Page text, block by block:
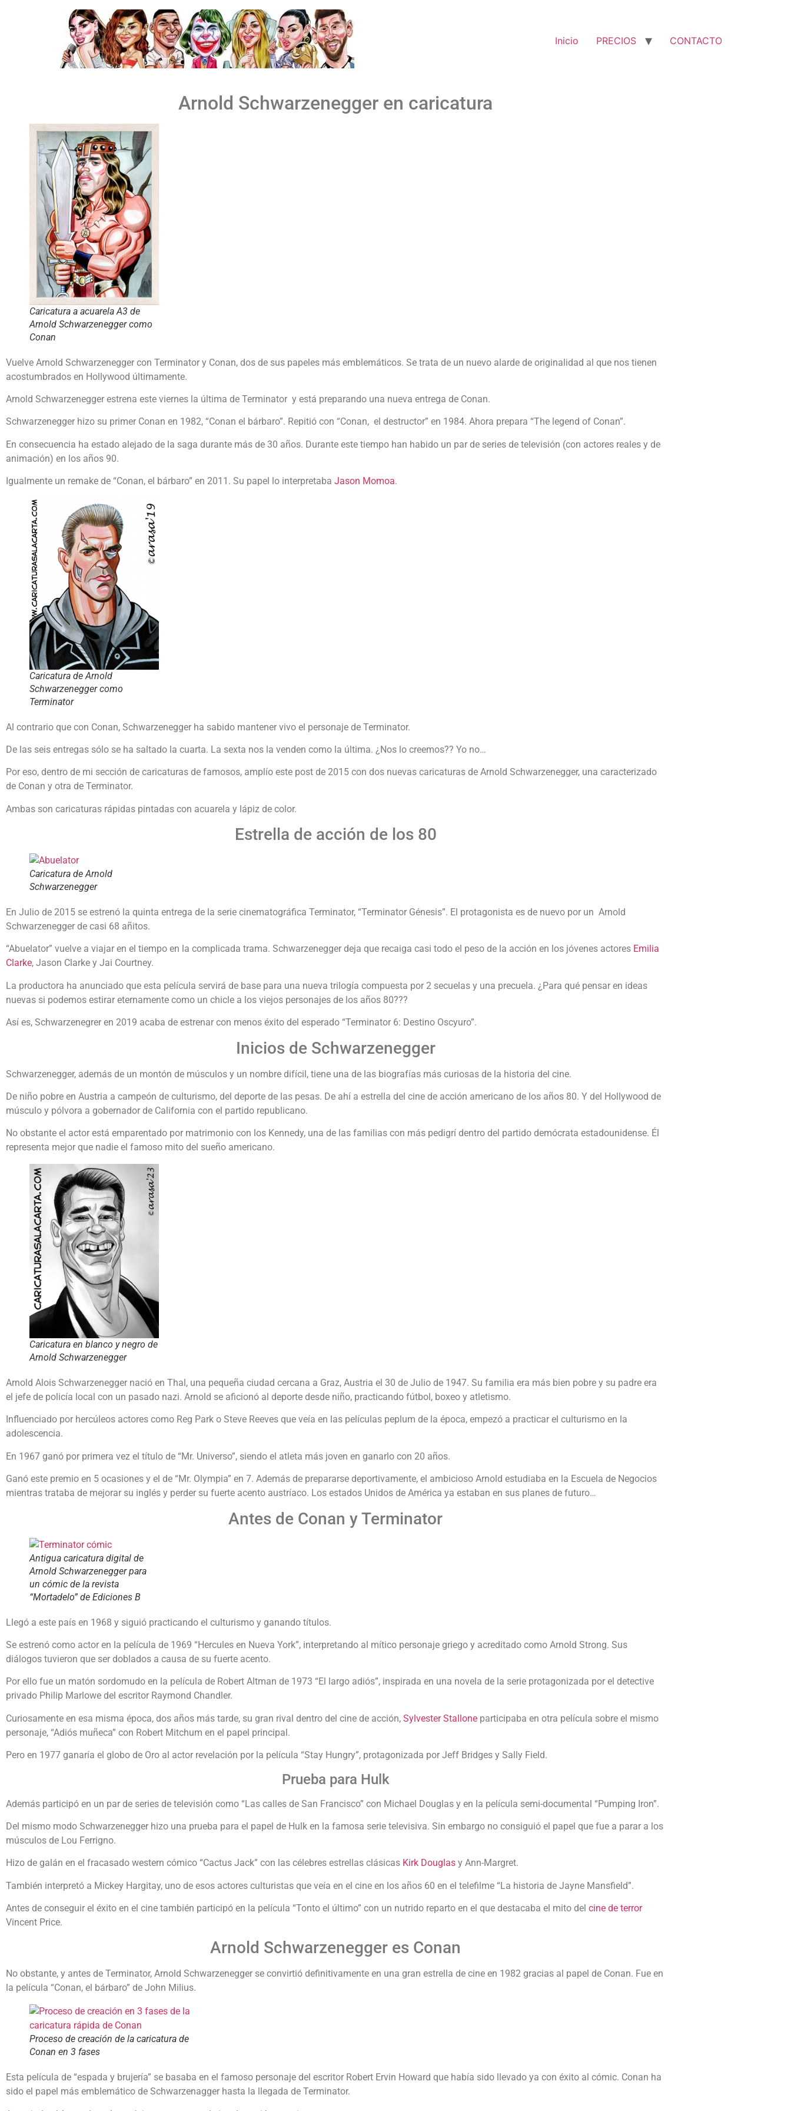
Inicio PRECIOS CONTACTO
Arnold Schwarzenegger en caricatura
Caricatura a acuarela A3 de
Arnold Schwarzenegger como
Conan
Vuelve Arnold Schwarzenegger con Terminator y Conan, dos de sus papeles más emblemáticos. Se trata de un nuevo alarde de originalidad al que nos tienen
acostumbrados en Hollywood últimamente.
Arnold Schwarzenegger estrena este viernes la última de Terminator y está preparando una nueva entrega de Conan.
Schwarzenegger hizo su primer Conan en 1982, “Conan el bárbaro”. Repitió con “Conan, el destructor” en 1984. Ahora prepara “The legend of Conan”.
En consecuencia ha estado alejado de la saga durante más de 30 años. Durante este tiempo han habido un par de series de televisión (con actores reales y de
animación) en los años 90.
Igualmente un remake de “Conan, el bárbaro” en 2011. Su papel lo interpretaba Jason Momoa.
Caricatura de Arnold
Schwarzenegger como
Terminator
Al contrario que con Conan, Schwarzenegger ha sabido mantener vivo el personaje de Terminator.
De las seis entregas sólo se ha saltado la cuarta. La sexta nos la venden como la última. ¿Nos lo creemos?? Yo no…
Por eso, dentro de mi sección de caricaturas de famosos, amplío este post de 2015 con dos nuevas caricaturas de Arnold Schwarzenegger, una caracterizado
de Conan y otra de Terminator.
Ambas son caricaturas rápidas pintadas con acuarela y lápiz de color.
Estrella de acción de los 80
Caricatura de Arnold
Schwarzenegger
En Julio de 2015 se estrenó la quinta entrega de la serie cinematográfica Terminator, “Terminator Génesis”. El protagonista es de nuevo por un Arnold
Schwarzenegger de casi 68 añitos.
“Abuelator” vuelve a viajar en el tiempo en la complicada trama. Schwarzenegger deja que recaiga casi todo el peso de la acción en los jóvenes actores Emilia
Clarke, Jason Clarke y Jai Courtney.
La productora ha anunciado que esta película servirá de base para una nueva trilogía compuesta por 2 secuelas y una precuela. ¿Para qué pensar en ideas
nuevas si podemos estirar eternamente como un chicle a los viejos personajes de los años 80???
Así es, Schwarzenegrer en 2019 acaba de estrenar con menos éxito del esperado “Terminator 6: Destino Oscyuro”.
Inicios de Schwarzenegger
Schwarzenegger, además de un montón de músculos y un nombre difícil, tiene una de las biografías más curiosas de la historia del cine.
De niño pobre en Austria a campeón de culturismo, del deporte de las pesas. De ahí a estrella del cine de acción americano de los años 80. Y del Hollywood de
músculo y pólvora a gobernador de California con el partido republicano.
No obstante el actor está emparentado por matrimonio con los Kennedy, una de las familias con más pedigrí dentro del partido demócrata estadounidense. Él
representa mejor que nadie el famoso mito del sueño americano.
Caricatura en blanco y negro de
Arnold Schwarzenegger
Arnold Alois Schwarzenegger nació en Thal, una pequeña ciudad cercana a Graz, Austria el 30 de Julio de 1947. Su familia era más bien pobre y su padre era
el jefe de policía local con un pasado nazi. Arnold se aficionó al deporte desde niño, practicando fútbol, boxeo y atletismo.
Influenciado por hercúleos actores como Reg Park o Steve Reeves que veía en las películas peplum de la época, empezó a practicar el culturismo en la
adolescencia.
En 1967 ganó por primera vez el título de “Mr. Universo”, siendo el atleta más joven en ganarlo con 20 años.
Ganó este premio en 5 ocasiones y el de “Mr. Olympia” en 7. Además de prepararse deportivamente, el ambicioso Arnold estudiaba en la Escuela de Negocios
mientras trataba de mejorar su inglés y perder su fuerte acento austríaco. Los estados Unidos de América ya estaban en sus planes de futuro…
Antes de Conan y Terminator
Antigua caricatura digital de
Arnold Schwarzenegger para
un cómic de la revista
“Mortadelo” de Ediciones B
Llegó a este país en 1968 y siguió practicando el culturismo y ganando títulos.
Se estrenó como actor en la película de 1969 “Hercules en Nueva York”, interpretando al mítico personaje griego y acreditado como Arnold Strong. Sus
diálogos tuvieron que ser doblados a causa de su fuerte acento.
Por ello fue un matón sordomudo en la película de Robert Altman de 1973 “El largo adiós”, inspirada en una novela de la serie protagonizada por el detective
privado Philip Marlowe del escritor Raymond Chandler.
Curiosamente en esa misma época, dos años más tarde, su gran rival dentro del cine de acción, Sylvester Stallone participaba en otra película sobre el mismo
personaje, “Adiós muñeca” con Robert Mitchum en el papel principal.
Pero en 1977 ganaría el globo de Oro al actor revelación por la película “Stay Hungry”, protagonizada por Jeff Bridges y Sally Field.
Prueba para Hulk
Además participó en un par de series de televisión como “Las calles de San Francisco” con Michael Douglas y en la película semi-documental “Pumping Iron”.
Del mismo modo Schwarzenegger hizo una prueba para el papel de Hulk en la famosa serie televisiva. Sin embargo no consiguió el papel que fue a parar a los
músculos de Lou Ferrigno.
Hizo de galán en el fracasado western cómico “Cactus Jack” con las célebres estrellas clásicas Kirk Douglas y Ann-Margret.
También interpretó a Mickey Hargitay, uno de esos actores culturistas que veía en el cine en los años 60 en el telefilme “La historia de Jayne Mansfield”.
Antes de conseguir el éxito en el cine también participó en la película “Tonto el último” con un nutrido reparto en el que destacaba el mito del cine de terror
Vincent Price.
Arnold Schwarzenegger es Conan
No obstante, y antes de Terminator, Arnold Schwarzenegger se convirtió definitivamente en una gran estrella de cine en 1982 gracias al papel de Conan. Fue en
la película “Conan, el bárbaro” de John Milius.
Proceso de creación de la caricatura de
Conan en 3 fases
Esta película de “espada y brujería” se basaba en el famoso personaje del escritor Robert Ervin Howard que había sido llevado ya con éxito al cómic. Conan ha
sido el papel más emblemático de Schwarzenagger hasta la llegada de Terminator.